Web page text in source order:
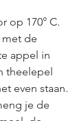
op 170° C.
de
appel in
theelepel
even staan.
je de